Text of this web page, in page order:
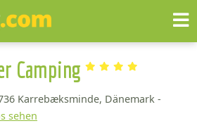
Camping
Karrebæksminde, Dänemark -
sehen